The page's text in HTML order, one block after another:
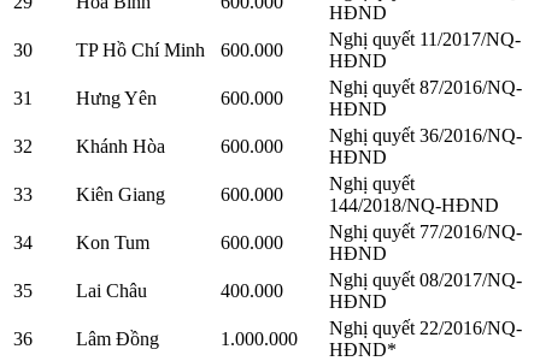
HĐND
30
TP Hồ Chí Minh 600.000
Nghị quyết 11/2017/NQ-
HĐND
31
Hưng Yên 600.000
Nghị quyết 87/2016/NQ-
HĐND
32
Khánh Hòa 600.000
Nghị quyết 36/2016/NQ-
HĐND
33
Kiên Giang 600.000
Nghị quyết
144/2018/NQ-HĐND
34
Kon Tum 600.000
Nghị quyết 77/2016/NQ-
HĐND
35
Lai Châu 400.000
Nghị quyết 08/2017/NQ-
HĐND
36
Lâm Đồng 1.000.000
Nghị quyết 22/2016/NQ-
HĐND*